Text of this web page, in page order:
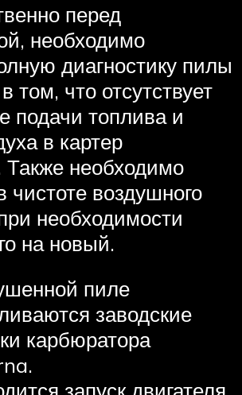
перед
необходимо
диагностику пилы
том, что отсутствует
подачи топлива и
в картер
необходимо
чистоте воздушного
необходимости
на новый.
пиле
заводские
карбюратора